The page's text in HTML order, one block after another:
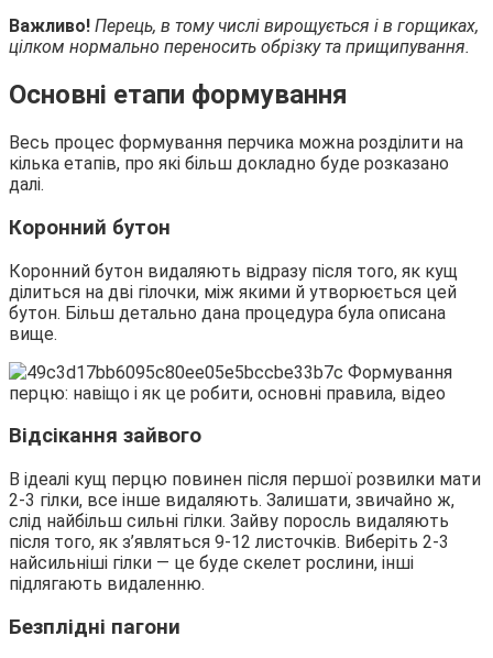
Важливо! Перець, в тому числі вирощується і в горщиках,
цілком нормально переносить обрізку та прищипування.
Основні етапи формування
Весь процес формування перчика можна розділити на
кілька етапів, про які більш докладно буде розказано
далі.
Коронний бутон
Коронний бутон видаляють відразу після того, як кущ
ділиться на дві гілочки, між якими й утворюється цей
бутон. Більш детально дана процедура була описана
вище.
Відсікання зайвого
В ідеалі кущ перцю повинен після першої розвилки мати
2-3 гілки, все інше видаляють. Залишати, звичайно ж,
слід найбільш сильні гілки. Зайву поросль видаляють
після того, як з’являться 9-12 листочків. Виберіть 2-3
найсильніші гілки — це буде скелет рослини, інші
підлягають видаленню.
Безплідні пагони